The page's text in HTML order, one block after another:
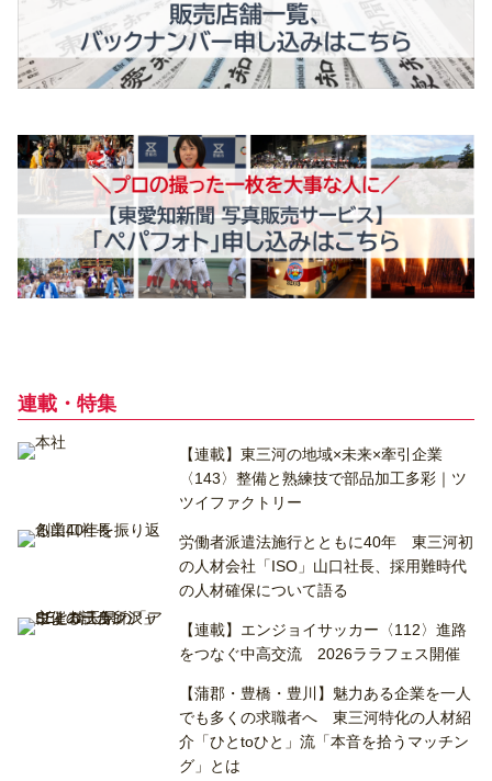
連載・特集
【連載】東三河の地域×未来×牽引企業
〈143〉整備と熟練技で部品加工多彩｜ツ
ツイファクトリー
労働者派遣法施行とともに40年 東三河初
の人材会社「ISO」山口社長、採用難時代
の人材確保について語る
【連載】エンジョイサッカー〈112〉進路
をつなぐ中高交流 2026ララフェス開催
【蒲郡・豊橋・豊川】魅力ある企業を一人
でも多くの求職者へ 東三河特化の人材紹
介「ひとtoひと」流「本音を拾うマッチン
グ」とは